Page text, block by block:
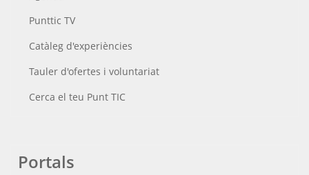
Punttic TV
Catàleg d'experiències
Tauler d'ofertes i voluntariat
Cerca el teu Punt TIC
Portals